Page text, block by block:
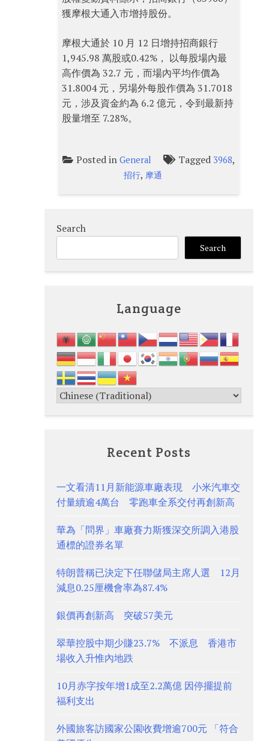
獲摩根大通入市增持股份。
摩根大通於 10 月 12 日增持招商銀行
1,945.98 萬股或0.42%， 以每股場內最
高作價為 32.7 元，而場內平均作價為
31.8004 元，另場外每股作價為 31.7018
元，涉及資金約為 6.2 億元，令到最新持
股量增至 7.28%。
Posted inGeneral Tagged 3968,
招行, 摩通
Search
Search
Language
Recent Posts
一文看清11月新能源車廠表現 小米汽車交
付量續逾4萬台 零跑車全系交付再創新高
華為「問界」車廠賽力斯獲深交所調入港股
通標的證券名單
特朗普稱已決定下任聯儲局主席人選 12月
減息0.25厘機會率為87.4%
銀價再創新高 突破57美元
翠華控股中期少賺23.7% 不派息 香港市
場收入升惟內地跌
10月赤字按年增1成至2.2萬億 因停擺提前
福利支出
外國旅客訪國家公園收費增逾700元 「符合